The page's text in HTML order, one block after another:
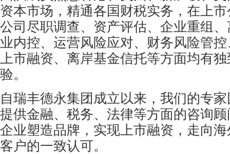
资本市场，精通各国财税实务，在上
公司尽职调查、资产评估、企业重组
业内控、运营风险应对、财务风险管
上市融资、离岸基金信托等方面均有
验。
自瑞丰德永集团成立以来，我们的专
提供金融、税务、法律等方面的咨询
企业塑造品牌，实现上市融资，走向
客户的一致认可。